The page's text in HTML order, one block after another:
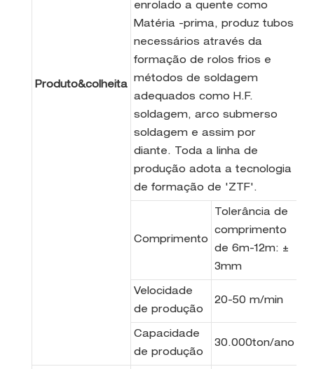
Produto&colheita
enrolado a quente como
Matéria -prima, produz tubos
necessários através da
formação de rolos frios e
métodos de soldagem
adequados como H.F.
soldagem, arco submerso
soldagem e assim por
diante. Toda a linha de
produção adota a tecnologia
de formação de 'ZTF'.
Comprimento
Tolerância de
comprimento
de 6m-12m: ±
3mm
Velocidade
de produção
20-50 m/min
Capacidade
de produção
30.000ton/ano